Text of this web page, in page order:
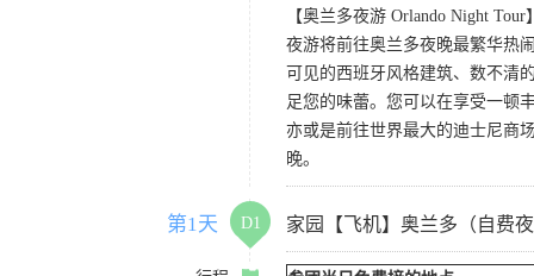
【奥兰多夜游 Orlando Night Tour
夜游将前往奥兰多夜晚最繁华热
可见的西班牙风格建筑、数不清
足您的味蕾。您可以在享受一顿
亦或是前往世界最大的迪士尼商
晚。
第1天 D1 家园【飞机】奥兰多（自费